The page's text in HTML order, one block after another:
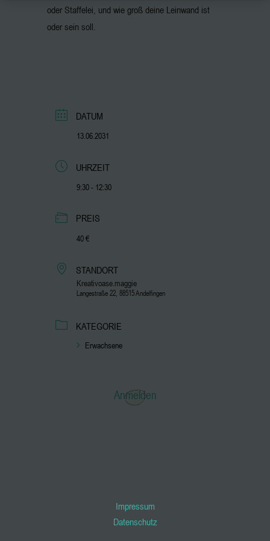
oder Staffelei, und wie groß deine Leinwand ist
oder sein soll.
DATUM
13.06.2031
UHRZEIT
9:30 - 12:30
PREIS
40 €
STANDORT
Kreativoase.maggie
Langestraße 22, 88515 Andelfingen
KATEGORIE
Erwachsene
Anmelden
Impressum
Datenschutz